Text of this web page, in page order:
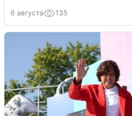
6 августа 135